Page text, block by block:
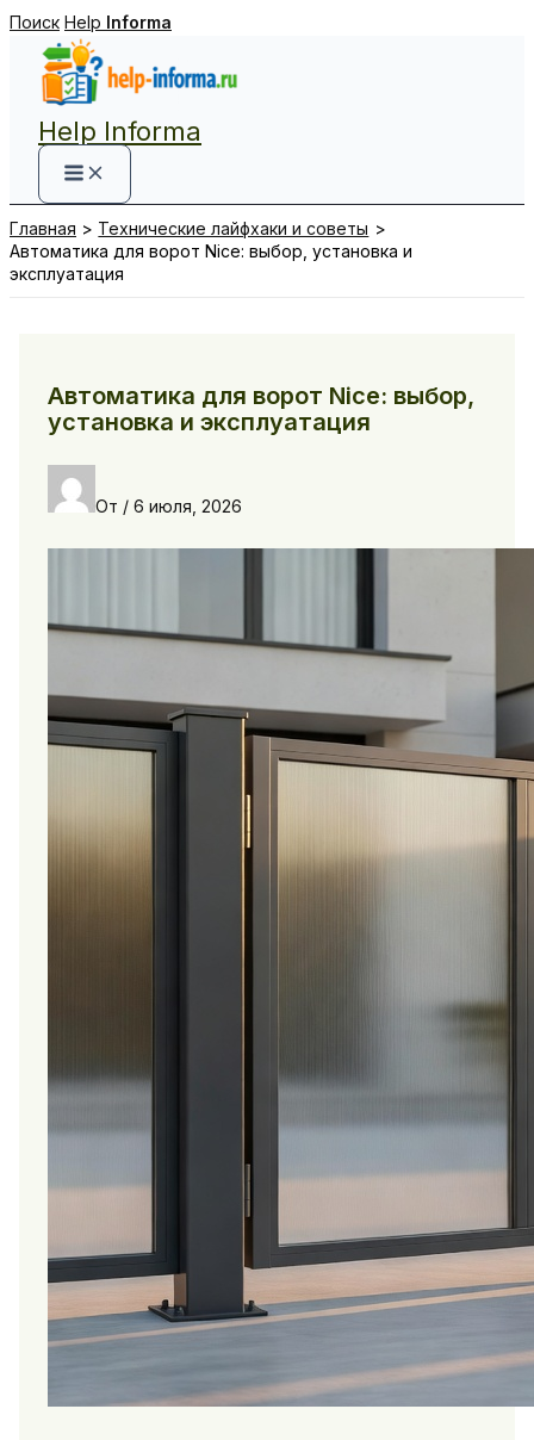
Перейти
содержимому
Поиск Help Informa
Help Informa
Главная
Технические лайфхаки и советы
Автоматика для ворот Nice: выбор, установка и
эксплуатация
Автоматика для ворот Nice: выбор,
установка и эксплуатация
От / 6 июля, 2026